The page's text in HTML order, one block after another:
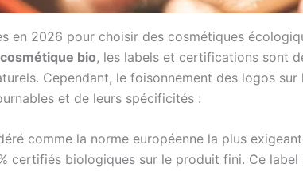
en 2026 pour choisir des cosmétiques
cosmétique bio, les labels et certifications sont
Cependant, le foisonnement des logos
et de leurs spécificités :
comme la norme européenne la plus
certifiés biologiques sur le produit fini. Ce